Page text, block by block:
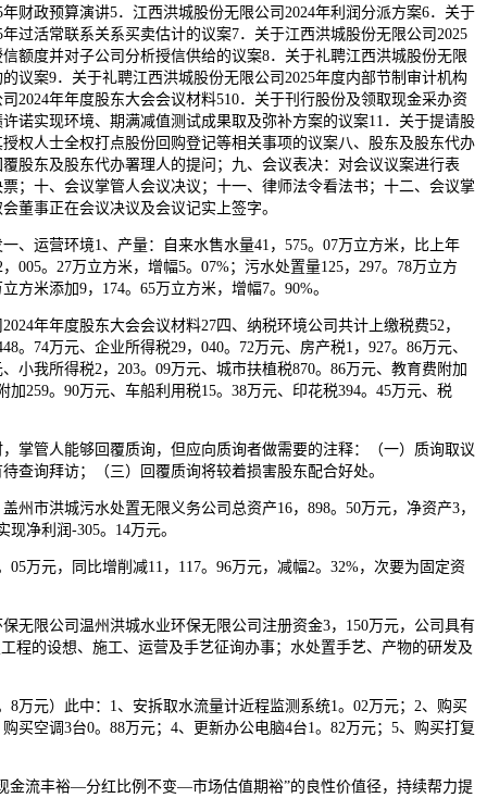
财政预算演讲5．江西洪城股份无限公司2024年利润分派方案6．关于
过活常联系关系买卖估计的议案7．关于江西洪城股份无限公司2025
额度并对子公司分析授信供给的议案8．关于礼聘江西洪城股份无限
议案9．关于礼聘江西洪城股份无限公司2025年度内部节制审计机构
2024年年度股东大会会议材料510．关于刊行股份及领取现金采办资
诺实现环境、期满减值测试成果取及弥补方案的议案11．关于提请股
权人士全权打点股份回购登记等相关事项的议案八、股东及股东代办
股东及股东代办署理人的提问；九、会议表决：对会议议案进行表
；十、会议掌管人会议决议；十一、律师法令看法书；十二、会议掌
董事正在会议决议及会议记实上签字。
运营环境1、产量：自来水售水量41，575。07万立方米，比上年
005。27万立方米，增幅5。07%；污水处置量125，297。78万立方
方米添加9，174。65万立方米，增幅7。90%。
年年度股东大会会议材料27四、纳税环境公司共计上缴税费52，
。74万元、企业所得税29，040。72万元、房产税1，927。86万元、
小我所得税2，203。09万元、城市扶植税870。86万元、教育费附加
加259。90万元、车船利用税15。38万元、印花税394。45万元、税
管人能够回覆质询，但应向质询者做需要的注释：（一）质询取议
查询拜访；（三）回覆质询将较着损害股东配合好处。
市洪城污水处置无限义务公司总资产16，898。50万元，净资产3，
现净利润-305。14万元。
万元，同比增削减11，117。96万元，减幅2。32%，次要为固定资
限公司温州洪城水业环保无限公司注册资金3，150万元，公司具有
程的设想、施工、运营及手艺征询办事；水处置手艺、产物的研发及
元）此中：1、安拆取水流量计近程监测系统1。02万元；2、购买
买空调3台0。88万元；4、更新办公电脑4台1。82万元；5、购买打复
流丰裕—分红比例不变—市场估值期裕”的良性价值径，持续帮力提